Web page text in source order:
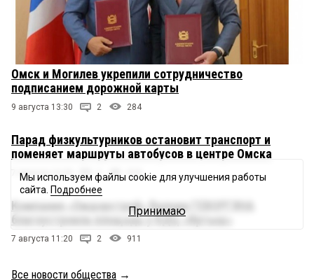
Омск и Могилев укрепили сотрудничество
подписанием дорожной карты
9 августа 13:30 2 284
Парад физкультурников остановит транспорт и
поменяет маршруты автобусов в центре Омска
7 августа 13:20 2 918
Компания «Омдорстрой» Валоди ГЕВОРГЯНА
благоустроила площадь у КДЦ «Иртыш»
7 августа 11:20 2 911
Все новости общества →
Мы используем файлы cookie для улучшения работы
сайта. Подробнее
Принимаю